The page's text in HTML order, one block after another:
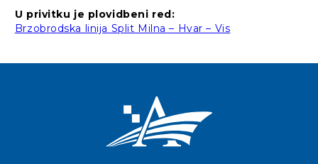
U privitku je plovidbeni red:
Brzobrodska linija Split Milna – Hvar – Vis